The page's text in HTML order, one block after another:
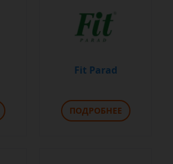
Fit Parad
ПОДРОБНЕЕ